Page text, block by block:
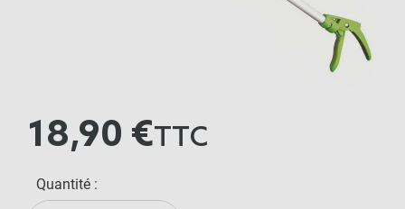
18,90 €TTC
Quantité :